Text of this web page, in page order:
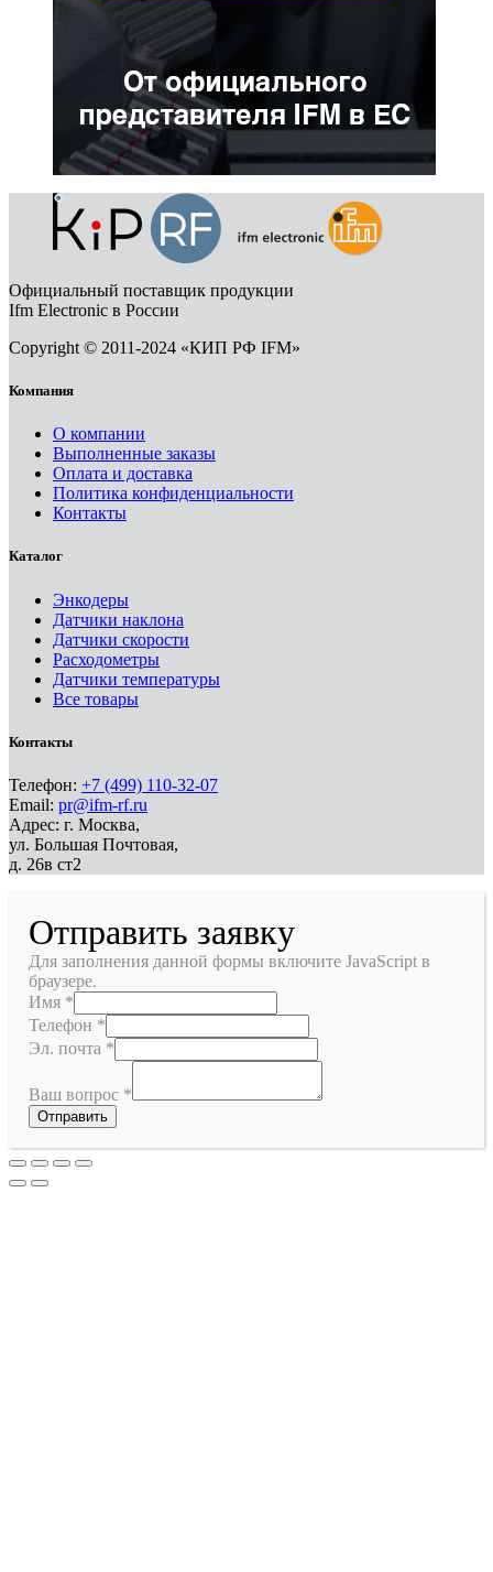
Официальный поставщик продукции
Ifm Electronic в России
Copyright © 2011-2024 «КИП РФ IFM»
Компания
О компании
Выполненные заказы
Оплата и доставка
Политика конфиденциальности
Контакты
Каталог
Энкодеры
Датчики наклона
Датчики скорости
Расходометры
Датчики температуры
Все товары
Контакты
Телефон: +7 (499) 110-32-07
Email: pr@ifm-rf.ru
Адрес: г. Москва,
ул. Большая Почтовая,
д. 26в ст2
Отправить заявку
Для заполнения данной формы включите JavaScript в
браузере.
Имя *
Телефон *
Эл. почта *
Ваш вопрос *
Отправить